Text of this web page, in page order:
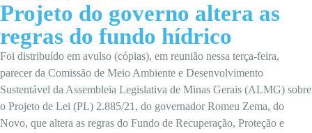
Projeto do governo altera as
regras do fundo hídrico
Foi distribuído em avulso (cópias), em reunião nessa terça-feira,
parecer da Comissão de Meio Ambiente e Desenvolvimento
Sustentável da Assembleia Legislativa de Minas Gerais (ALMG) sobre
o Projeto de Lei (PL) 2.885/21, do governador Romeu Zema, do
Novo, que altera as regras do Fundo de Recuperação, Proteção e